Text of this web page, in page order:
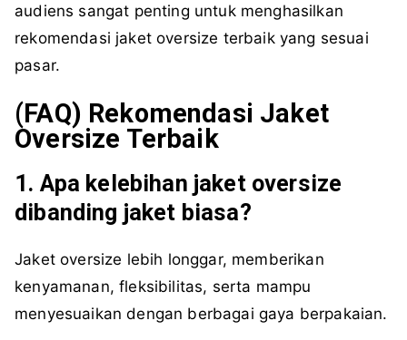
audiens sangat penting untuk menghasilkan
rekomendasi jaket oversize terbaik yang sesuai
pasar.
(FAQ) Rekomendasi Jaket
Oversize Terbaik
1. Apa kelebihan jaket oversize
dibanding jaket biasa?
Jaket oversize lebih longgar, memberikan
kenyamanan, fleksibilitas, serta mampu
menyesuaikan dengan berbagai gaya berpakaian.